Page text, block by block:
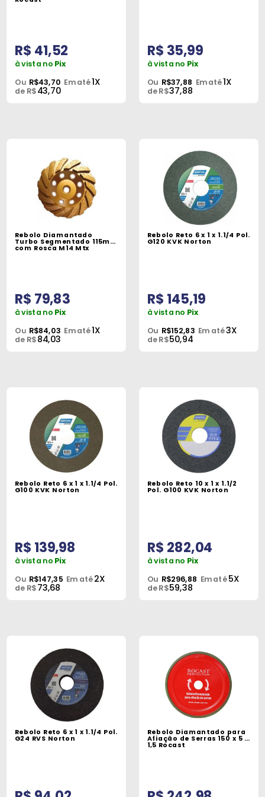
R$ 41,52
à vista no Pix
Ou R$43,70 Em até1X
de R$43,70
R$ 35,99
à vista no Pix
Ou R$37,88 Em até1X
de R$37,88
Rebolo Diamantado
Turbo Segmentado 115mm
com Rosca M14 Mtx
R$ 79,83
à vista no Pix
Ou R$84,03 Em até1X
de R$84,03
Rebolo Reto 6 x 1 x 1.1/4 Pol.
G120 KVK Norton
R$ 145,19
à vista no Pix
Ou R$152,83 Em até3X
de R$50,94
Rebolo Reto 6 x 1 x 1.1/4 Pol.
G100 KVK Norton
R$ 139,98
à vista no Pix
Ou R$147,35 Em até2X
de R$73,68
Rebolo Reto 10 x 1 x 1.1/2
Pol. G100 KVK Norton
R$ 282,04
à vista no Pix
Ou R$296,88 Em até5X
de R$59,38
Rebolo Reto 6 x 1 x 1.1/4 Pol.
G24 RVS Norton
Rebolo Diamantado para
Afiação de Serras 150 x 5 x
1,5 Rocast